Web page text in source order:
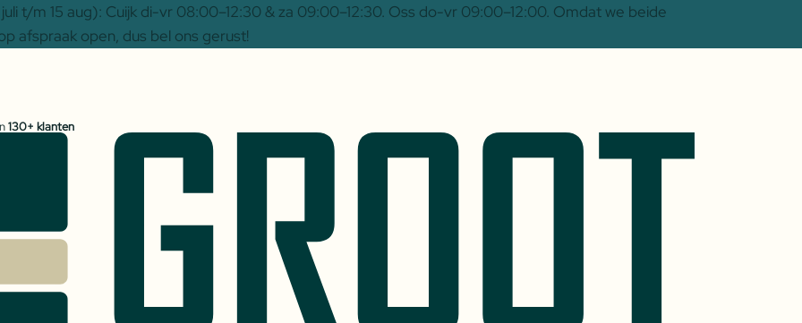
t/m 15 aug): Cuijk di-vr 08:00–12:30 & za 09:00–12:30. Oss do-vr 09:00–12:00. Omdat we beide
afspraak open, dus bel ons gerust!
130+ klanten